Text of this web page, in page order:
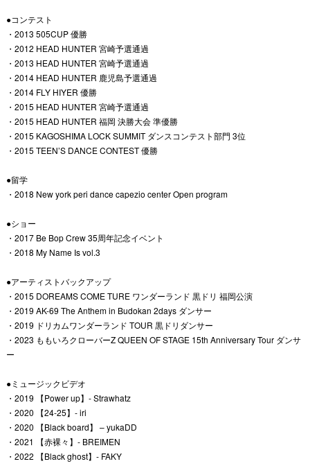
●コンテスト
・2013 505CUP 優勝
・2012 HEAD HUNTER 宮崎予選通過
・2013 HEAD HUNTER 宮崎予選通過
・2014 HEAD HUNTER 鹿児島予選通過
・2014 FLY HIYER 優勝
・2015 HEAD HUNTER 宮崎予選通過
・2015 HEAD HUNTER 福岡 決勝大会 準優勝
・2015 KAGOSHIMA LOCK SUMMIT ダンスコンテスト部門 3位
・2015 TEEN’S DANCE CONTEST 優勝
●留学
・2018 New york peri dance capezio center Open program
●ショー
・2017 Be Bop Crew 35周年記念イベント
・2018 My Name Is vol.3
●アーティストバックアップ
・2015 DOREAMS COME TURE ワンダーランド 黒ドリ 福岡公演
・2019 AK-69 The Anthem in Budokan 2days ダンサー
・2019 ドリカムワンダーランド TOUR 黒ドリダンサー
・2023 ももいろクローバーZ QUEEN OF STAGE 15th Anniversary Tour ダンサ
ー
●ミュージックビデオ
・2019 【Power up】- Strawhatz
・2020 【24-25】- iri
・2020 【Black board】 – yukaDD
・2021 【赤裸々】- BREIMEN
・2022 【Black ghost】- FAKY